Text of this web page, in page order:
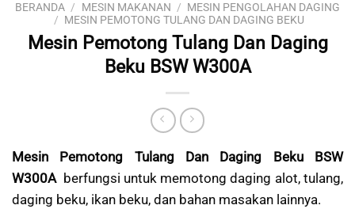
BERANDA / MESIN MAKANAN / MESIN PENGOLAHAN DAGING
/ MESIN PEMOTONG TULANG DAN DAGING BEKU
Mesin Pemotong Tulang Dan Daging
Beku BSW W300A
Mesin Pemotong Tulang Dan Daging Beku BSW
W300Aberfungsi untuk memotong daging alot, tulang,
daging beku, ikan beku, dan bahan masakan lainnya.